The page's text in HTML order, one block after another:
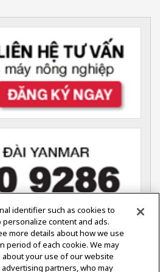
identifier such as cookies to
content and ads.
more details about how we use
period of each cookie. We may
your use of our website
partners, who may